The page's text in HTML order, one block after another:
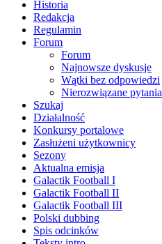
Historia
Redakcja
Regulamin
Forum
Forum
Najnowsze dyskusje
Wątki bez odpowiedzi
Nierozwiązane pytania
Szukaj
Działalność
Konkursy portalowe
Zasłużeni użytkownicy
Sezony
Aktualna emisja
Galactik Football I
Galactik Football II
Galactik Football III
Polski dubbing
Spis odcinków